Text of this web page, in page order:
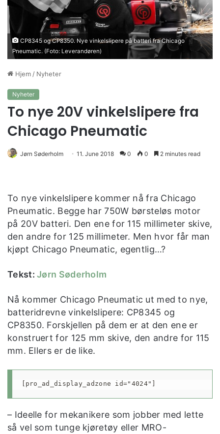
CP8345 og CP8350. Nye vinkelslipere på batteri fra Chicago
Pneumatic. (Foto: Leverandøren)
Hjem / Nyheter
Nyheter
To nye 20V vinkelslipere fra
Chicago Pneumatic
Jørn Søderholm 11. June 2018 0 0 2 minutes read
To nye vinkelslipere kommer nå fra Chicago
Pneumatic. Begge har 750W børsteløs motor
på 20V batteri. Den ene for 115 millimeter skive,
den andre for 125 millimeter. Men hvor får man
kjøpt Chicago Pneumatic, egentlig…?
Tekst:Jørn Søderholm
Nå kommer Chicago Pneumatic ut med to nye,
batteridrevne vinkelslipere: CP8345 og
CP8350. Forskjellen på dem er at den ene er
konstruert for 125 mm skive, den andre for 115
mm. Ellers er de like.
[pro_ad_display_adzone id="4024"]
– Ideelle for mekanikere som jobber med lette
så vel som tunge kjøretøy eller MRO-